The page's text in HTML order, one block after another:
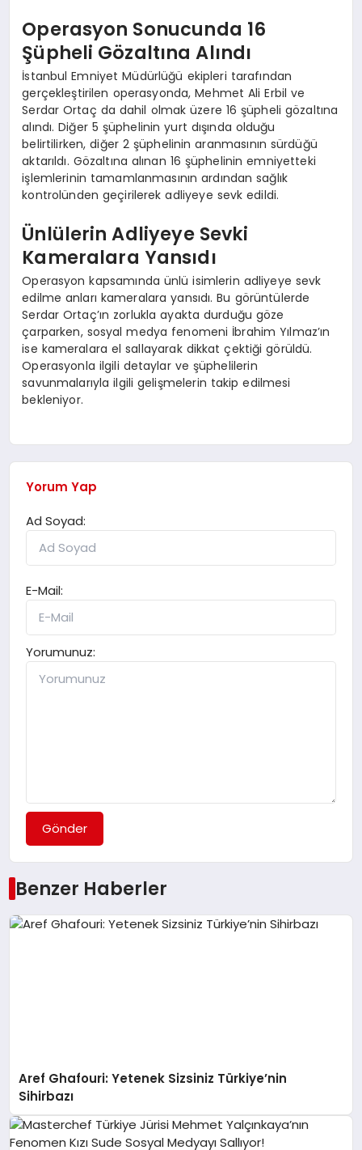
Operasyon Sonucunda 16
Şüpheli Gözaltına Alındı
İstanbul Emniyet Müdürlüğü ekipleri tarafından
gerçekleştirilen operasyonda, Mehmet Ali Erbil ve
Serdar Ortaç da dahil olmak üzere 16 şüpheli gözaltına
alındı. Diğer 5 şüphelinin yurt dışında olduğu
belirtilirken, diğer 2 şüphelinin aranmasının sürdüğü
aktarıldı. Gözaltına alınan 16 şüphelinin emniyetteki
işlemlerinin tamamlanmasının ardından sağlık
kontrolünden geçirilerek adliyeye sevk edildi.
Ünlülerin Adliyeye Sevki
Kameralara Yansıdı
Operasyon kapsamında ünlü isimlerin adliyeye sevk
edilme anları kameralara yansıdı. Bu görüntülerde
Serdar Ortaç’ın zorlukla ayakta durduğu göze
çarparken, sosyal medya fenomeni İbrahim Yılmaz’ın
ise kameralara el sallayarak dikkat çektiği görüldü.
Operasyonla ilgili detaylar ve şüphelilerin
savunmalarıyla ilgili gelişmelerin takip edilmesi
bekleniyor.
Yorum Yap
Ad Soyad:
E-Mail:
Yorumunuz:
Gönder
Benzer Haberler
Aref Ghafouri: Yetenek Sizsiniz Türkiye’nin
Sihirbazı